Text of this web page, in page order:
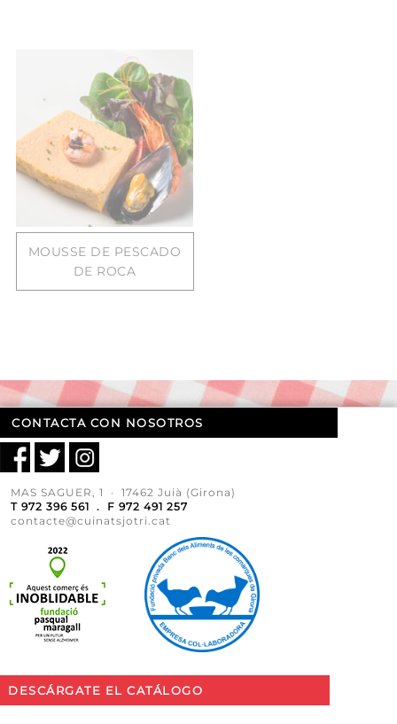
MOUSSE DE PESCADO
DE ROCA
CONTACTA CON NOSOTROS
MAS SAGUER, 1 · 17462 Juià (Girona)
T 972 396 561 . F 972 491 257
contacte@cuinatsjotri.cat
DESCÁRGATE EL CATÁLOGO